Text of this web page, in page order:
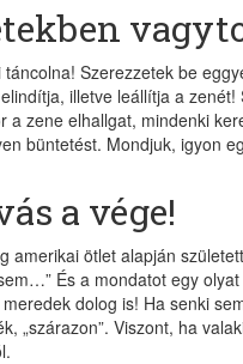
Szerezzetek be
illetve leállítja a
a zene elhallgat, mindenki
büntetést. Mondjuk, igyon
a vége!
amerikai ötlet alapján
És a mondatot egy
dolog is! Ha senki
„szárazon”. Viszont, ha